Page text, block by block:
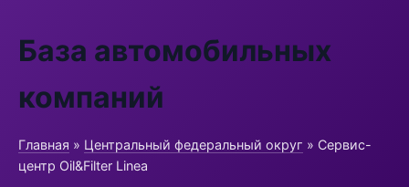
База автомобильных
компаний
Главная » Центральный федеральный округ » Сервис-
центр Oil&Filter Linea